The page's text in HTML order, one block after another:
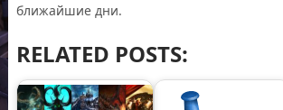
ближайшие дни.
RELATED POSTS: